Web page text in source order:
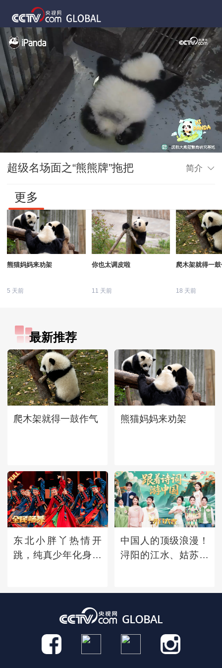
超级名场面之“熊熊牌”拖把 简介
更多
熊猫妈妈来劝架
5 天前
你也太调皮啦
11 天前
爬木架就得一
18 天前
最新推荐
爬木架就得一鼓作气 熊猫妈妈来劝架
东北小胖丫热情开
跳，纯真少年化身小
中国人的顶级浪漫！
浔阳的江水、姑苏的